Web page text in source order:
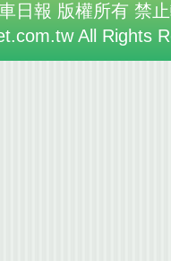
日報 版權所有 禁
All Rights